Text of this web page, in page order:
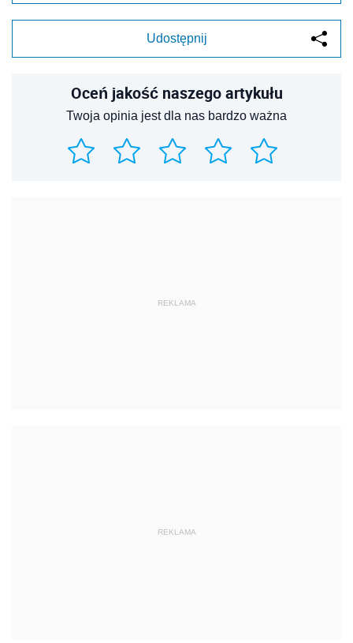
Udostępnij
Oceń jakość naszego artykułu
Twoja opinia jest dla nas bardzo ważna
REKLAMA
REKLAMA